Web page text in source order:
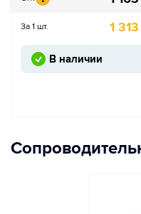
За 1 шт. 1 313
В наличии